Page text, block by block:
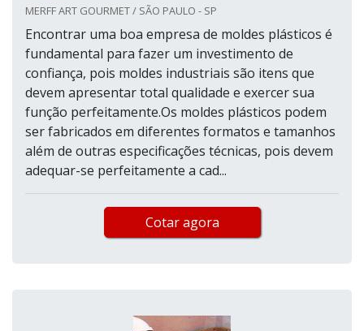
MERFF ART GOURMET / SÃO PAULO - SP
Encontrar uma boa empresa de moldes plásticos é
fundamental para fazer um investimento de
confiança, pois moldes industriais são itens que
devem apresentar total qualidade e exercer sua
função perfeitamente.Os moldes plásticos podem
ser fabricados em diferentes formatos e tamanhos
além de outras especificações técnicas, pois devem
adequar-se perfeitamente a cad...
Cotar agora